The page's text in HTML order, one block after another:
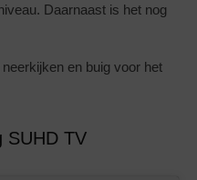
Daarnaast is het nog
en buig voor het
SUHD TV